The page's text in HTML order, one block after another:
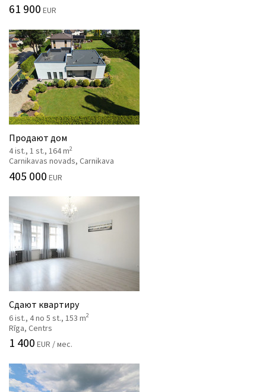
61 900 EUR
Продают дом
4 ist., 1 st., 164 m2
Carnikavas novads, Carnikava
405 000 EUR
Сдают квартиру
6 ist., 4 no 5 st., 153 m2
Rīga, Centrs
1 400 EUR / мес.